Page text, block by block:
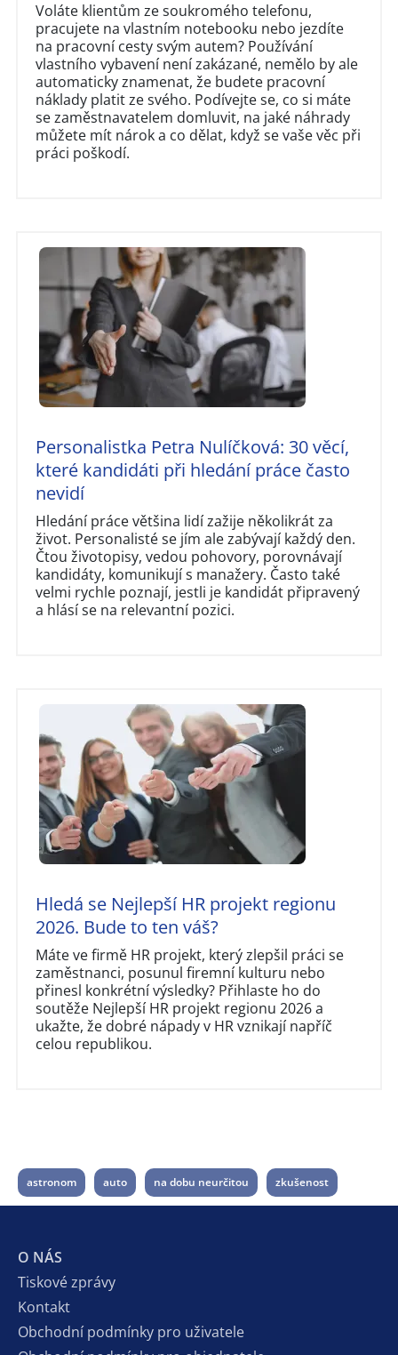
Voláte klientům ze soukromého telefonu,
pracujete na vlastním notebooku nebo jezdíte
na pracovní cesty svým autem? Používání
vlastního vybavení není zakázané, nemělo by ale
automaticky znamenat, že budete pracovní
náklady platit ze svého. Podívejte se, co si máte
se zaměstnavatelem domluvit, na jaké náhrady
můžete mít nárok a co dělat, když se vaše věc při
práci poškodí.
Personalistka Petra Nulíčková: 30 věcí,
které kandidáti při hledání práce často
nevidí
Hledání práce většina lidí zažije několikrát za
život. Personalisté se jím ale zabývají každý den.
Čtou životopisy, vedou pohovory, porovnávají
kandidáty, komunikují s manažery. Často také
velmi rychle poznají, jestli je kandidát připravený
a hlásí se na relevantní pozici.
Hledá se Nejlepší HR projekt regionu
2026. Bude to ten váš?
Máte ve firmě HR projekt, který zlepšil práci se
zaměstnanci, posunul firemní kulturu nebo
přinesl konkrétní výsledky? Přihlaste ho do
soutěže Nejlepší HR projekt regionu 2026 a
ukažte, že dobré nápady v HR vznikají napříč
celou republikou.
astronom auto na dobu neurčitou zkušenost
O NÁS
Tiskové zprávy
Kontakt
Obchodní podmínky pro uživatele